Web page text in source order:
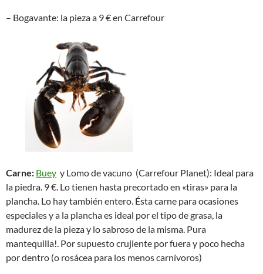
– Bogavante: la pieza a 9 € en Carrefour
Carne: Buey y Lomo de vacuno (Carrefour Planet): Ideal para
la piedra. 9 €. Lo tienen hasta precortado en «tiras» para la
plancha. Lo hay también entero. Ésta carne para ocasiones
especiales y a la plancha es ideal por el tipo de grasa, la
madurez de la pieza y lo sabroso de la misma. Pura
mantequilla!. Por supuesto crujiente por fuera y poco hecha
por dentro (o rosácea para los menos carnívoros)